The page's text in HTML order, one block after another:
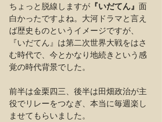
ちょっと脱線しますが 『いだてん』 面
白かったですよね。大河ドラマと言え
ば歴史ものというイメージですが、
『いだてん』は第二次世界大戦をはさ
む時代で、今とかなり地続きという感
覚の時代背景でした。
前半は金栗四三、後半は田畑政治が主
役でリレーをつなぎ、本当に毎週楽し
ませてもらいました。